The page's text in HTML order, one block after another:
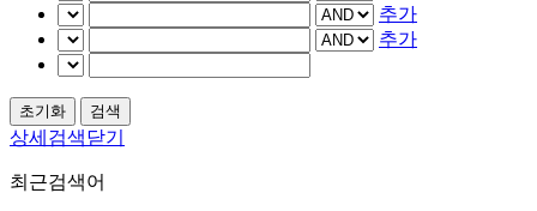
추가
추가
상세검색닫기
최근검색어